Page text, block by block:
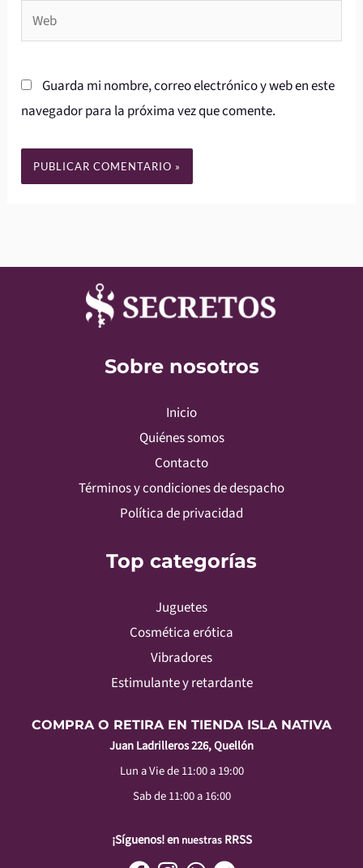
Web
Guarda mi nombre, correo electrónico y web en este
navegador para la próxima vez que comente.
Sobre nosotros
Inicio
Quiénes somos
Contacto
Términos y condiciones de despacho
Política de privacidad
Top categorías
Juguetes
Cosmética erótica
Vibradores
Estimulante y retardante
COMPRA O RETIRA EN TIENDA ISLA NATIVA
Juan Ladrilleros 226, Quellón
Lun a Vie de 11:00 a 19:00
Sab de 11:00 a 16:00
¡Síguenos! en nuestrasRRSS